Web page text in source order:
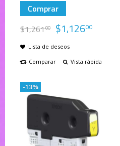
Comprar
$1,26100 $1,12600
Lista de deseos
Comparar
Vista rápida
-13%